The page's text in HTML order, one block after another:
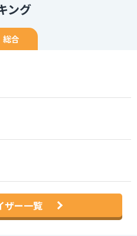
ング
総合
ザー一覧